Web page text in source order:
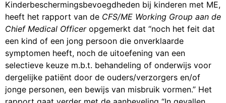
Kinderbeschermingsbevoegdheden bij kinderen met ME,
heeft het rapport van de CFS/ME Working Group aan de
Chief Medical Officeropgemerkt dat “noch het feit dat
een kind of een jong persoon die onverklaarde
symptomen heeft, noch de uitoefening van een
selectieve keuze m.b.t. behandeling of onderwijs voor
dergelijke patiënt door de ouders/verzorgers en/of
jonge personen, een bewijs van misbruik vormen.” Het